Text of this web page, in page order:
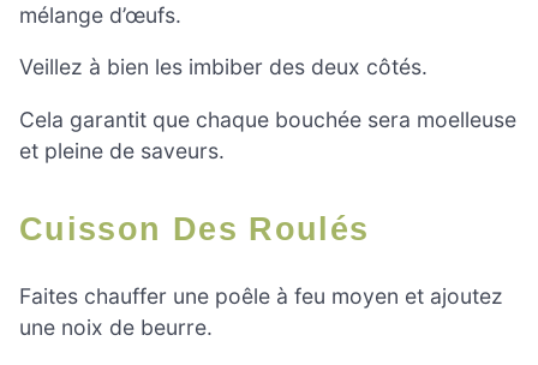
mélange d’œufs.
Veillez à bien les imbiber des deux côtés.
Cela garantit que chaque bouchée sera moelleuse
et pleine de saveurs.
Cuisson Des Roulés
Faites chauffer une poêle à feu moyen et ajoutez
une noix de beurre.